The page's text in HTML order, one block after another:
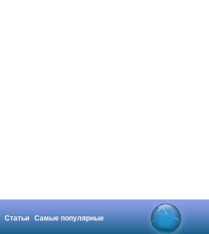
Статьи
Самые популярные